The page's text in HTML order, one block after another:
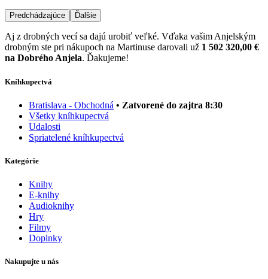
Predchádzajúce Ďalšie
Aj z drobných vecí sa dajú urobiť veľké. Vďaka vašim Anjelským
drobným ste pri nákupoch na Martinuse darovali už 1 502 320,00 €
na Dobrého Anjela. Ďakujeme!
Kníhkupectvá
Bratislava - Obchodná • Zatvorené do zajtra 8:30
Všetky kníhkupectvá
Udalosti
Spriatelené kníhkupectvá
Kategórie
Knihy
E-knihy
Audioknihy
Hry
Filmy
Doplnky
Nakupujte u nás